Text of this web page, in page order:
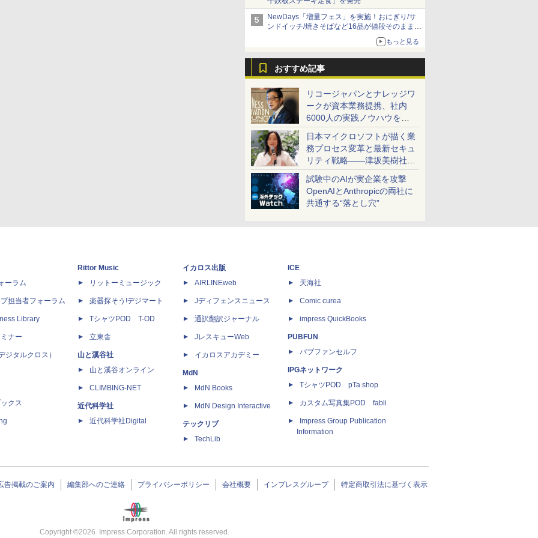
NewDays「増量フェス」を実施！おにぎり/サ
ンドイッチ/焼きそばなど16品が値段そのままで
もっと見る
おすすめ記事
リコージャパンとナレッジワ
ークが資本業務提携、社内
6000人の実践ノウハウを生
かした「AI商談記録 for
RICOH」を展開へ
日本マイクロソフトが描く業
務プロセス変革と最新セキュ
リティ戦略――津坂美樹社長
が2027年度戦略を説明
試験中のAIが実企業を攻撃
OpenAIとAnthropicの両社に
共通する“落とし穴”
ーラム
担当者フォーラム
Library
ナー
ジタルクロス）
クス
Rittor Music
リットーミュージック
楽器探そう!デジマート
TシャツPOD T-OD
立東舎
山と溪谷社
山と溪谷オンライン
CLIMBING-NET
近代科学社
近代科学社Digital
イカロス出版
AIRLINEweb
Jディフェンスニュース
通訳翻訳ジャーナル
JレスキューWeb
イカロスアカデミー
MdN
MdN Books
MdN Design Interactive
テックリブ
TechLib
ICE
天海社
Comic curea
impress QuickBooks
PUBFUN
パブファンセルフ
IPGネットワーク
TシャツPOD pTa.shop
カスタム写真集POD fabli
Impress Group Publication
Information
告掲載のご案内 編集部へのご連絡 プライバシーポリシー 会社概要 インプレスグループ 特定商取引法に基づく表示
Copyright ©2026 Impress Corporation. All rights reserved.